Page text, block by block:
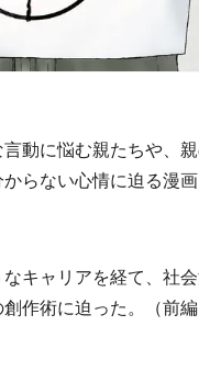
動に悩む親たちや、
らない心情に迫る漫
キャリアを経て、社
作術に迫った。（前編